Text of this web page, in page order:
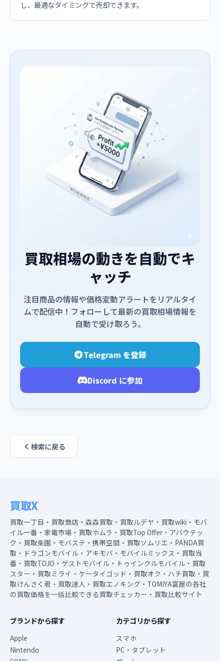
し、最適なタイミングで売却できます。
買取相場の動きを自動でキ
ャッチ
注目商品の情報や価格変動アラートをリアルタイ
ムで配信中！フォローして最新の買取相場情報を
自動で受け取ろう。
Telegram を登録
Discord に参加
検索に戻る
買取X
買取一丁目・買取商店・森森買取・買取ルデヤ・買取wiki・モバ
イル一番・家電市場・買取ホムラ・買取Top Offer・アバウテッ
ク・買取楽園・モバステ・携帯空間・買取ソムリエ・PANDA買
取・ドラゴンモバイル・アキモバ・モバイルミックス・買取当
番・買取TOJO・ゲストモバイル・トゥインクルモバイル・買取
スター・買取ミライ・ケータイゴッド・買取オク・ハチ買取・買
取けんさく君・買取達人・買取エノキング・TOMIYA富屋の各社
の買取価格を一括比較できる買取チェッカー・買取比較サイト
ブランドから探す
Apple
Nintendo
カテゴリから探す
スマホ
PC・タブレット